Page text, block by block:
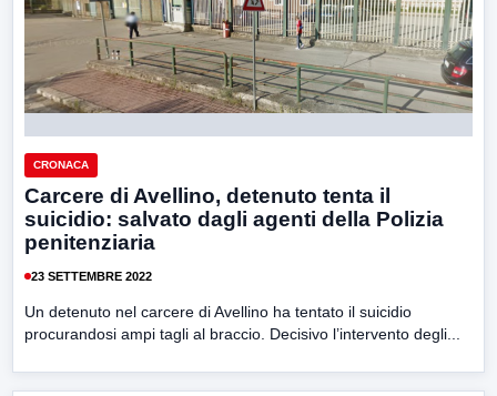
CRONACA
Carcere di Avellino, detenuto tenta il
suicidio: salvato dagli agenti della Polizia
penitenziaria
23 SETTEMBRE 2022
Un detenuto nel carcere di Avellino ha tentato il suicidio
procurandosi ampi tagli al braccio. Decisivo l’intervento degli...